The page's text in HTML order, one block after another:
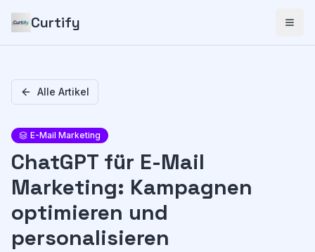
Curtify
Alle Artikel
E-Mail Marketing
ChatGPT für E-Mail
Marketing: Kampagnen
optimieren und
personalisieren